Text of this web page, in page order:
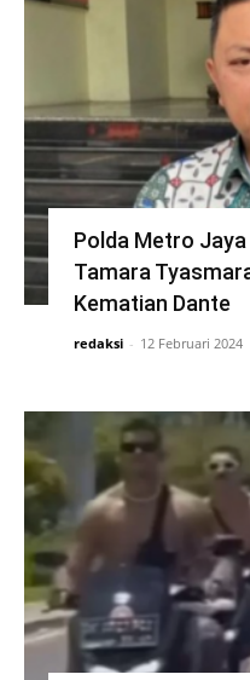
Polda Metro
Tamara
Kematian Dante
redaksi - 12 Februari 2024